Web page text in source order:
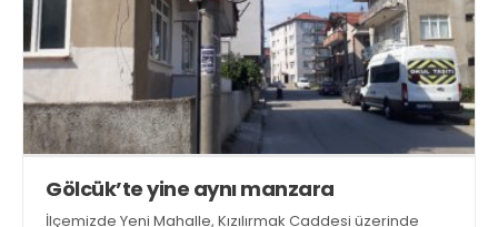
Gölcük’te yine aynı manzara
İlçemizde Yeni Mahalle, Kızılırmak Caddesi üzerinde